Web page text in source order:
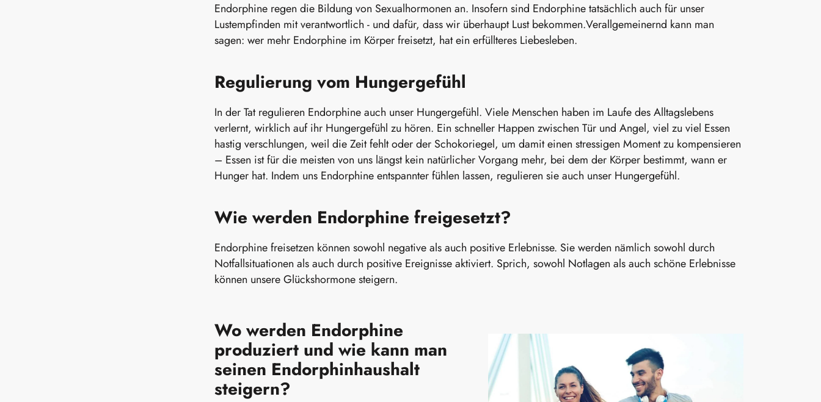
Endorphine regen die Bildung von Sexualhormonen an. Insofern sind Endorphine tatsächlich auch für unser
Lustempfinden mit verantwortlich - und dafür, dass wir überhaupt Lust bekommen.Verallgemeinernd kann man
sagen: wer mehr Endorphine im Körper freisetzt, hat ein erfüllteres Liebesleben.
Regulierung vom Hungergefühl
In der Tat regulieren Endorphine auch unser Hungergefühl. Viele Menschen haben im Laufe des Alltagslebens
verlernt, wirklich auf ihr Hungergefühl zu hören. Ein schneller Happen zwischen Tür und Angel, viel zu viel Essen
hastig verschlungen, weil die Zeit fehlt oder der Schokoriegel, um damit einen stressigen Moment zu kompensieren
– Essen ist für die meisten von uns längst kein natürlicher Vorgang mehr, bei dem der Körper bestimmt, wann er
Hunger hat. Indem uns Endorphine entspannter fühlen lassen, regulieren sie auch unser Hungergefühl.
Wie werden Endorphine freigesetzt?
Endorphine freisetzen können sowohl negative als auch positive Erlebnisse. Sie werden nämlich sowohl durch
Notfallsituationen als auch durch positive Ereignisse aktiviert. Sprich, sowohl Notlagen als auch schöne Erlebnisse
können unsere Glückshormone steigern.
Wo werden Endorphine
produziert und wie kann man
seinen Endorphinhaushalt
steigern?